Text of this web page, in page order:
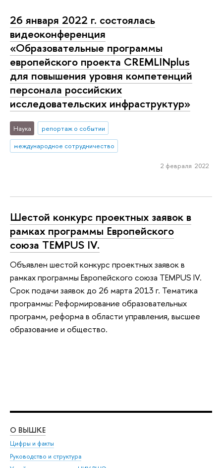
26 января 2022 г. состоялась
видеоконференция
«Образовательные программы
европейского проекта СREMLINplus
для повышения уровня компетенций
персонала российских
исследовательских инфраструктур»
Наука
репортаж о событии
международное сотрудничество
2 февраля 2022
Шестой конкурс проектных заявок в
рамках программы Европейского
союза TEMPUS IV.
Объявлен шестой конкурс проектных заявок в
рамках программы Европейского союза TEMPUS IV.
Срок подачи заявок до 26 марта 2013 г. Тематика
программы: Реформирование образовательных
программ, реформа в области управления, высшее
образование и общество.
О ВЫШКЕ
Цифры и факты
Руководство и структура